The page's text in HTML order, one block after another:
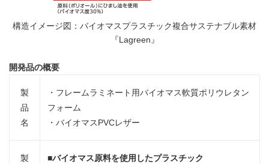
構造イメージ図：バイオマスプラスチック複合サステナブル素材
『Lagreen』
開発品の概要
製
品
名
・フレームラミネート用バイオマス軟質ポリウレタン
フォーム
・バイオマスPVCレザー
製
■バイオマス原料を使用したプラスチック